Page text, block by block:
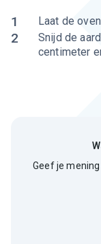
1 Laat de
2
Snijd de
centimeter
Geef je